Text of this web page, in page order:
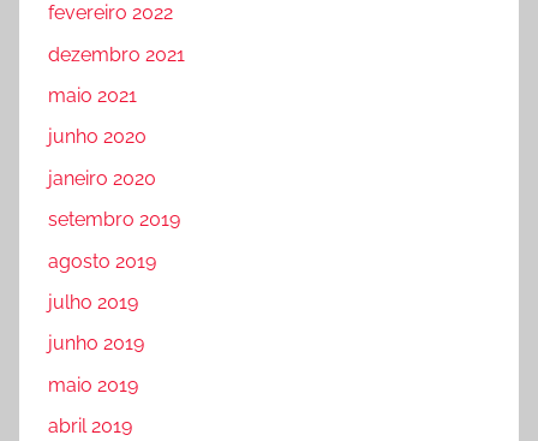
fevereiro 2022
dezembro 2021
maio 2021
junho 2020
janeiro 2020
setembro 2019
agosto 2019
julho 2019
junho 2019
maio 2019
abril 2019